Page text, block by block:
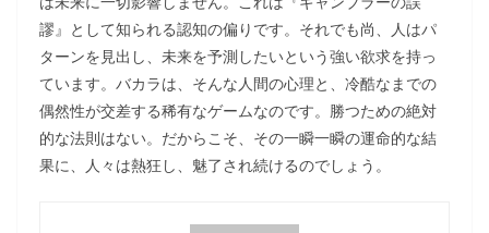
謬』として知られる認知の偏りです。それでも尚、人はパ
ターンを見出し、未来を予測したいという強い欲求を持っ
ています。バカラは、そんな人間の心理と、冷酷なまでの
偶然性が交差する稀有なゲームなのです。勝つための絶対
的な法則はない。だからこそ、その一瞬一瞬の運命的な結
果に、人々は熱狂し、魅了され続けるのでしょう。